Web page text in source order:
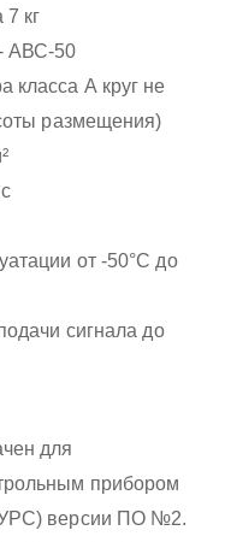
кг
АВС-50
класса А круг не
размещения)
от -50°С до
сигнала до
для
прибором
версии ПО №2.